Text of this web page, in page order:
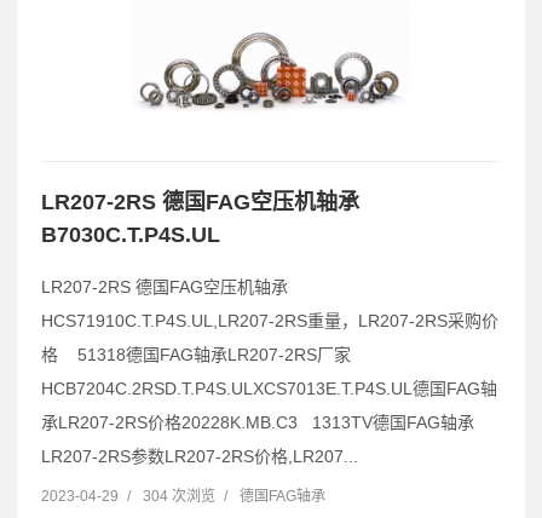
LR207-2RS 德国FAG空压机轴承
B7030C.T.P4S.UL
LR207-2RS 德国FAG空压机轴承
HCS71910C.T.P4S.UL,LR207-2RS重量，LR207-2RS采购价
格 51318德国FAG轴承LR207-2RS厂家
HCB7204C.2RSD.T.P4S.ULXCS7013E.T.P4S.UL德国FAG轴
承LR207-2RS价格20228K.MB.C3 1313TV德国FAG轴承
LR207-2RS参数LR207-2RS价格,LR207...
2023-04-29 / 304 次浏览 / 德国FAG轴承